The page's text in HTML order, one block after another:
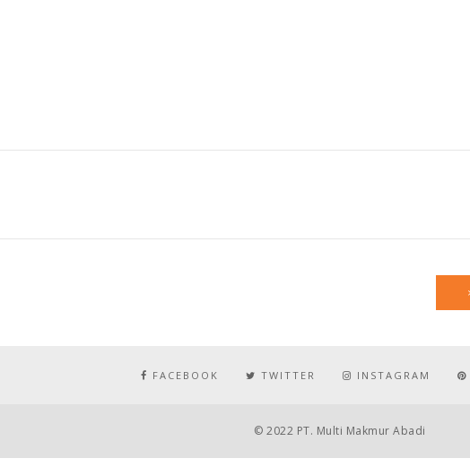
FACEBOOK TWITTER INSTAGRAM
© 2022 PT. Multi Makmur Abadi